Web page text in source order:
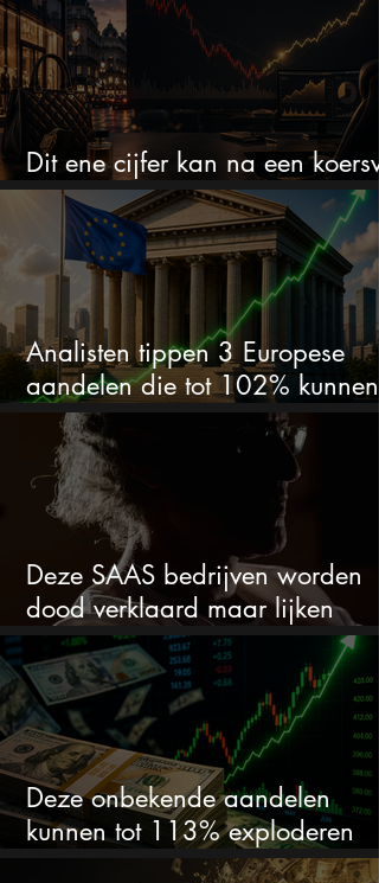
Dit ene cijfer kan na een
van 50% alles veranderen
Analisten tippen 3 Europese
aandelen die tot 102% kunnen
stijgen
Deze SAAS bedrijven worden
dood verklaard maar lijken
springlevend
Deze onbekende aandelen
kunnen tot 113% exploderen
(één springt eruit)